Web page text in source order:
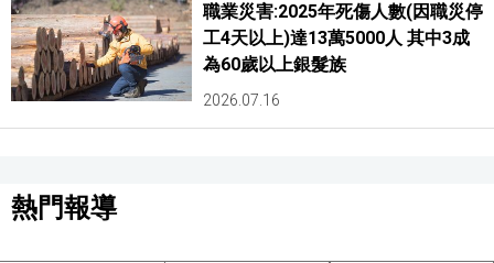
職業災害:2025年死傷人數(因職災停
工4天以上)達13萬5000人 其中3成
為60歲以上銀髮族
2026.07.16
熱門報導